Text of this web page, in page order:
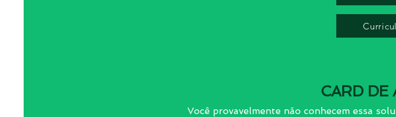
CARD DE
Você provavelmente não conhecem essa